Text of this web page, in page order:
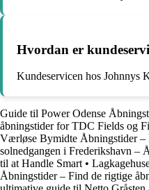
Hvordan er
Kundeservicen hos Johnnys
Guide til Power Odense
åbningstider for TDC Fields og
Værløse Bymidte Åbningstider –
solnedgangen i Frederikshavn –
til at Handle Smart •
Åbningstider – Find de rigtige